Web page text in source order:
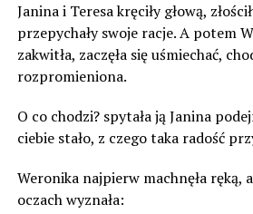
Janina i Teresa kręciły głową,
przepychały swoje racje. A potem
zakwitła, zaczęła się uśmiechać,
rozpromieniona.
O co chodzi? spytała ją Janina
ciebie stało, z czego taka radość
Weronika najpierw machnęła ręką,
oczach wyznała: